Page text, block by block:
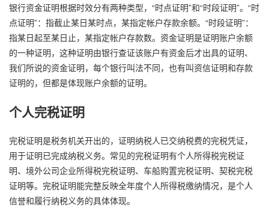
银行资金证明根据时效分有两种类型，“时点证明”和“时段证明”。“时
点证明”：指截止某日某时点，某指定帐户存款余额。“时段证明”：
指某日起至某日止，某指定帐户存款数。资金证明是证明账户余额
的一种证明，这种证明由银行查证该账户有资金后才出具的证明、
我们所说的资金证明，每个银行叫法不同，也有叫资信证明和存款
证明的，但都是体现账户余额的证明。
个人完税证明
完税证明是税务机关开出的，证明纳税人已交纳税费的完税凭证，
用于证明已完成纳税义务。常见的完税证明有个人所得税完税证
明、境外公司企业所得税完税证明、车船购置完税证明、契税完税
证明等。完税证明能完整反映全年度个人所得税缴纳情况，是个人
信誉和履行纳税义务的具体体现。